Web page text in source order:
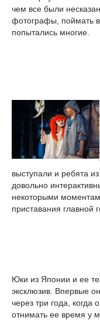
чем все были
фотографы, поймать
попытались многие.
выступали и ребята
довольно
некоторыми
приставания главной
Юки из Японии и ее
эксклюзив. Впервые
через три года, когда
отнимать ее время у